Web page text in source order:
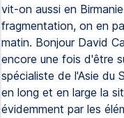
vit-on aussi en
fragmentation, on en
matin. Bonjour David
encore une fois d'être
spécialiste de l'Asie du
en long et en large la
évidemment par les